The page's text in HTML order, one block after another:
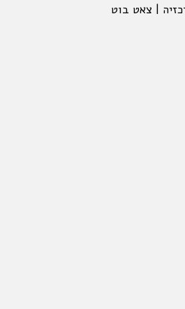
| צאט בוט